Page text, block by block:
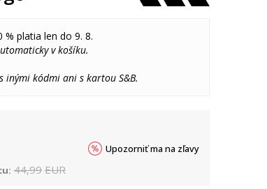
% platia len do 9. 8.
v košíku.
inými kódmi ani s kartou S&B.
44,99 EUR
Upozorniť ma na zľavy